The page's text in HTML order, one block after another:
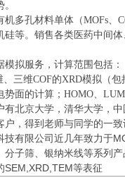
机多孔材料单体（MOFs、
硅等。销售各类医药中间
模拟服务，计算范围包括：
三维COF的XRD模拟（
面的计算；HOMO、
有北京大学，清华大学，
户，得到老师与同学的一致
技有限公司近几年致力于
分子筛、银纳米线等系列
SEM,XRD,TEM等表征